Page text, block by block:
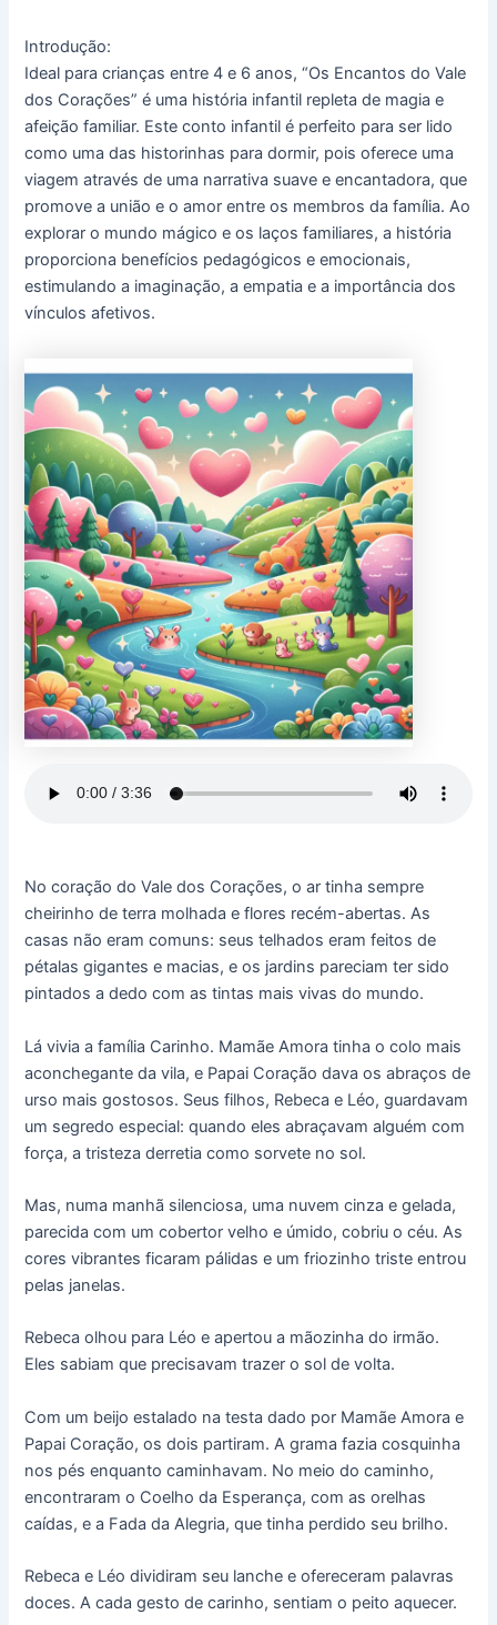
Introdução:
Ideal para crianças entre 4 e 6 anos, “Os Encantos do Vale
dos Corações” é uma história infantil repleta de magia e
afeição familiar. Este conto infantil é perfeito para ser lido
como uma das historinhas para dormir, pois oferece uma
viagem através de uma narrativa suave e encantadora, que
promove a união e o amor entre os membros da família. Ao
explorar o mundo mágico e os laços familiares, a história
proporciona benefícios pedagógicos e emocionais,
estimulando a imaginação, a empatia e a importância dos
vínculos afetivos.
No coração do Vale dos Corações, o ar tinha sempre
cheirinho de terra molhada e flores recém-abertas. As
casas não eram comuns: seus telhados eram feitos de
pétalas gigantes e macias, e os jardins pareciam ter sido
pintados a dedo com as tintas mais vivas do mundo.
Lá vivia a família Carinho. Mamãe Amora tinha o colo mais
aconchegante da vila, e Papai Coração dava os abraços de
urso mais gostosos. Seus filhos, Rebeca e Léo, guardavam
um segredo especial: quando eles abraçavam alguém com
força, a tristeza derretia como sorvete no sol.
Mas, numa manhã silenciosa, uma nuvem cinza e gelada,
parecida com um cobertor velho e úmido, cobriu o céu. As
cores vibrantes ficaram pálidas e um friozinho triste entrou
pelas janelas.
Rebeca olhou para Léo e apertou a mãozinha do irmão.
Eles sabiam que precisavam trazer o sol de volta.
Com um beijo estalado na testa dado por Mamãe Amora e
Papai Coração, os dois partiram. A grama fazia cosquinha
nos pés enquanto caminhavam. No meio do caminho,
encontraram o Coelho da Esperança, com as orelhas
caídas, e a Fada da Alegria, que tinha perdido seu brilho.
Rebeca e Léo dividiram seu lanche e ofereceram palavras
doces. A cada gesto de carinho, sentiam o peito aquecer.